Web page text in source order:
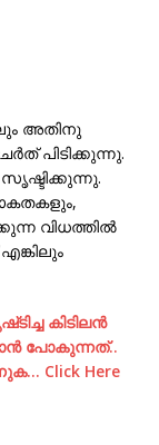
അതിനു
പിടിക്കുന്നു.
സൃഷ്ടിക്കുന്നു.
വിധത്തില്‍
കിടിലന്‍
പോകുന്നത്..
Click Here